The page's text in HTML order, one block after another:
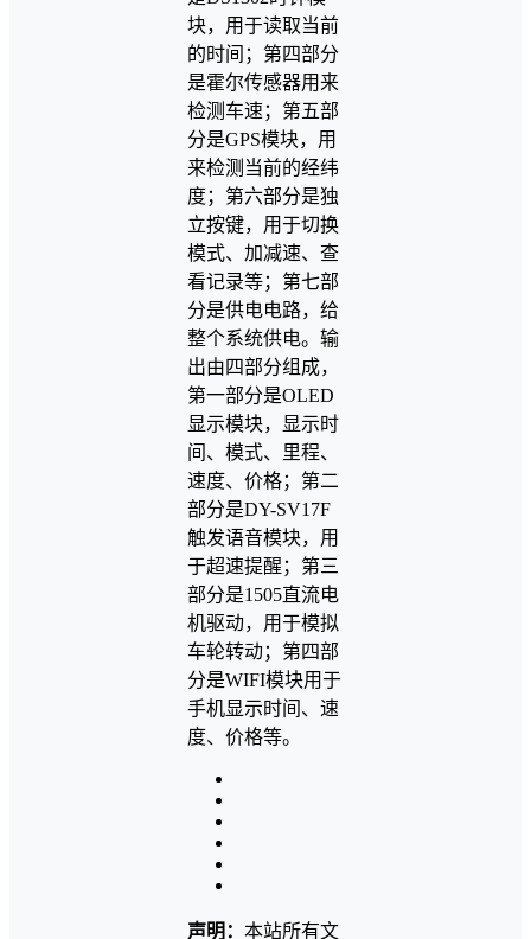
块，用于读取当前
的时间；第四部分
是霍尔传感器用来
检测车速；第五部
分是GPS模块，用
来检测当前的经纬
度；第六部分是独
立按键，用于切换
模式、加减速、查
看记录等；第七部
分是供电电路，给
整个系统供电。输
出由四部分组成，
第一部分是OLED
显示模块，显示时
间、模式、里程、
速度、价格；第二
部分是DY-SV17F
触发语音模块，用
于超速提醒；第三
部分是1505直流电
机驱动，用于模拟
车轮转动；第四部
分是WIFI模块用于
手机显示时间、速
度、价格等。
声明： 本站所有文